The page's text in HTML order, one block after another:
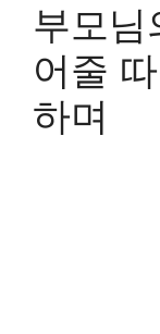
부모님
어줄
하며